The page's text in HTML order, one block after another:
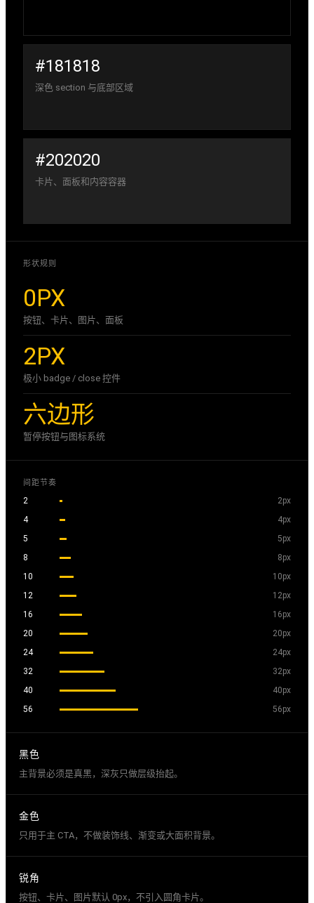
#181818
深色 section 与底部区域
#202020
卡片、面板和内容容器
形状规则
0PX
按钮、卡片、图片、面板
2PX
极小 badge / close 控件
六边形
暂停按钮与图标系统
间距节奏
2
2px
4
4px
5
5px
8
8px
10
10px
12
12px
16
16px
20
20px
24
24px
32
32px
40
40px
56
56px
黑色
主背景必须是真黑，深灰只做层级抬起。
金色
只用于主 CTA，不做装饰线、渐变或大面积背景。
锐角
按钮、卡片、图片默认 0px，不引入圆角卡片。